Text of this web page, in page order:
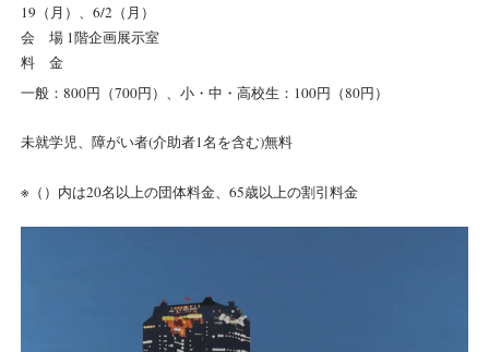
19（月）、6/2（月）
会 場 1階企画展示室
料 金
一般：800円（700円）、小・中・高校生：100円（80円）
未就学児、障がい者(介助者1名を含む)無料
※（）内は20名以上の団体料金、65歳以上の割引料金